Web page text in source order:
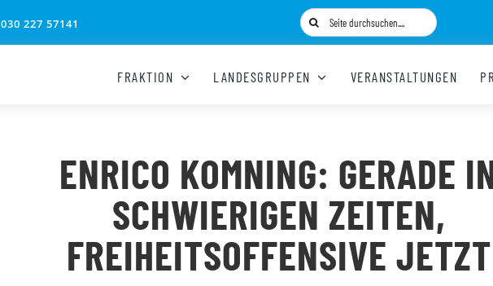
030 227 57141
Suche
nach:
FRAKTION LANDESGRUPPEN VERANSTALTUNGEN
ENRICO KOMNING: GERADE
SCHWIERIGEN ZEITEN,
FREIHEITSOFFENSIVE JETZT